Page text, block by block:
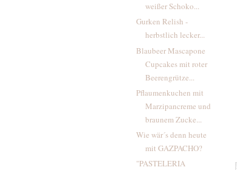
weißer Schoko...
Gurken Relish -
herbstlich lecker...
Blaubeer Mascapone
Cupcakes mit roter
Beerengrütze...
Pflaumenkuchen mit
Marzipancreme und
braunem Zucke...
Wie wär´s denn heute
mit GAZPACHO?
"PASTELERIA